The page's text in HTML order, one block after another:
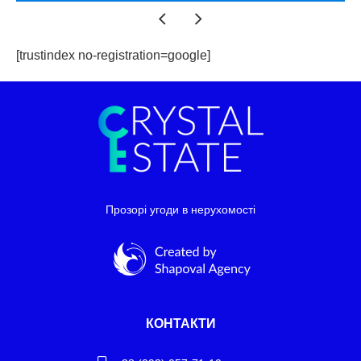
[trustindex no-registration=google]
Прозорі угоди в нерухомості
КОНТАКТИ